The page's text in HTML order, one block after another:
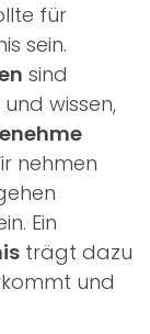
für
sein.
sind
wissen,
nehmen
Ein
trägt dazu
und